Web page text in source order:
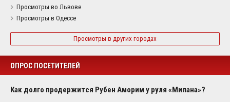
Просмотры во Львове
Просмотры в Одессе
Просмотры в других городах
ОПРОС ПОСЕТИТЕЛЕЙ
Как долго продержится Рубен Аморим у руля «Милана»?